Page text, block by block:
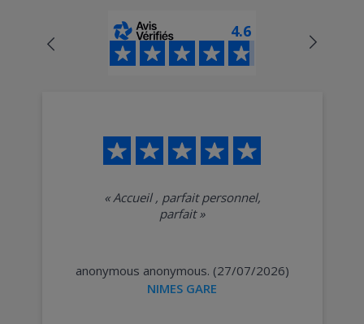
4.6
« Accueil , parfait personnel,
parfait»
anonymous anonymous. (27/07/2026)
NIMES GARE